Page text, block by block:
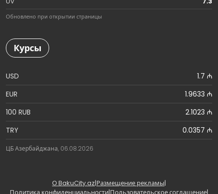
Обновлено при открытии страницы
Курсы
USD
1.7 ₼
EUR
1.9633 ₼
100 RUB
2.1023 ₼
TRY
0.0357 ₼
ЦБ Азербайджана, 06.08.2026
О BakuCity.az|Размещение рекламы|